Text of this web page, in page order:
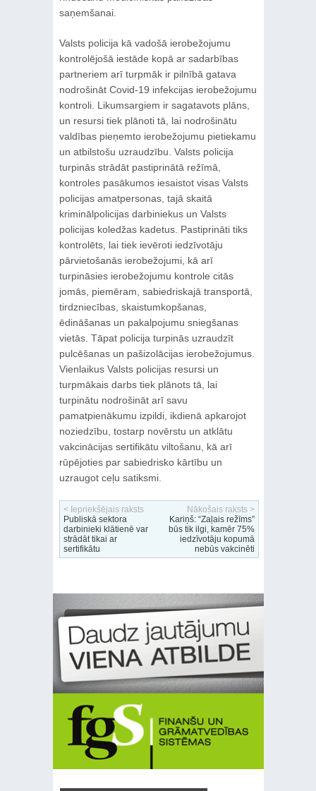
saņemšanai.
Valsts policija kā vadošā ierobežojumu
kontrolējošā iestāde kopā ar sadarbības
partneriem arī turpmāk ir pilnībā gatava
nodrošināt Covid-19 infekcijas ierobežojumu
kontroli. Likumsargiem ir sagatavots plāns,
un resursi tiek plānoti tā, lai nodrošinātu
valdības pieņemto ierobežojumu pietiekamu
un atbilstošu uzraudzību. Valsts policija
turpinās strādāt pastiprinātā režīmā,
kontroles pasākumos iesaistot visas Valsts
policijas amatpersonas, tajā skaitā
kriminālpolicijas darbiniekus un Valsts
policijas koledžas kadetus. Pastiprināti tiks
kontrolēts, lai tiek ievēroti iedzīvotāju
pārvietošanās ierobežojumi, kā arī
turpināsies ierobežojumu kontrole citās
jomās, piemēram, sabiedriskajā transportā,
tirdzniecības, skaistumkopšanas,
ēdināšanas un pakalpojumu sniegšanas
vietās. Tāpat policija turpinās uzraudzīt
pulcēšanas un pašizolācijas ierobežojumus.
Vienlaikus Valsts policijas resursi un
turpmākais darbs tiek plānots tā, lai
turpinātu nodrošināt arī savu
pamatpienākumu izpildi, ikdienā apkarojot
noziedzību, tostarp novērstu un atklātu
vakcinācijas sertifikātu viltošanu, kā arī
rūpējoties par sabiedrisko kārtību un
uzraugot ceļu satiksmi.
< Iepriekšējais raksts
Publiskā sektora
darbinieki klātienē var
strādāt tikai ar
sertifikātu
Nākošais raksts >
Kariņš: “Zaļais režīms”
būs tik ilgi, kamēr 75%
iedzīvotāju kopumā
nebūs vakcinēti